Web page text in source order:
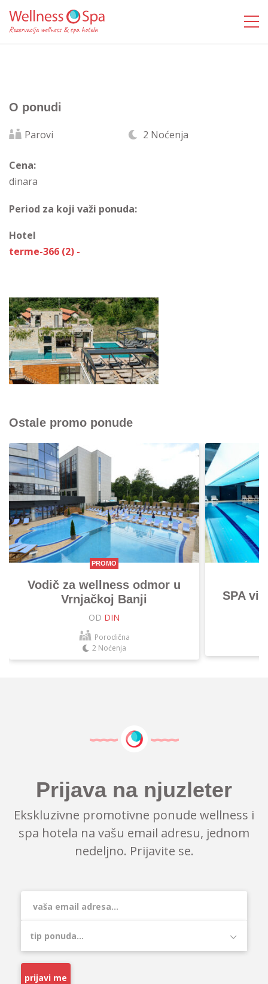
O ponudi
Parovi 2 Noćenja
Cena:
dinara
Period za koji važi ponuda:
Hotel
terme-366 (2) -
Ostale promo ponude
PROMO
Vodič za wellness odmor u
Vrnjačkoj Banji
OD DIN
Porodična
2 Noćenja
SPA
Prijava na njuzleter
Ekskluzivne promotivne ponude wellness i
spa hotela na vašu email adresu, jednom
nedeljno. Prijavite se.
prijavi me